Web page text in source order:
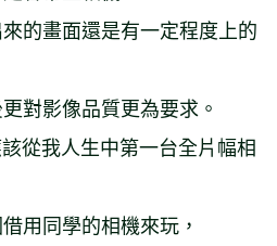
的畫面還是有一定程度上的
對影像品質更為要求。
從我人生中第一台全片幅相
用同學的相機來玩，